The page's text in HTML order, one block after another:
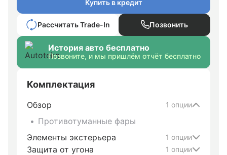
Купить в кредит
Рассчитать Trade-In Позвонить
История авто бесплатно
Позвоните, и мы пришлём отчёт бесплатно
Комплектация
Обзор 1 опции
Противотуманные фары
Элементы экстерьера
1 опции
Защита от угона 1 опции